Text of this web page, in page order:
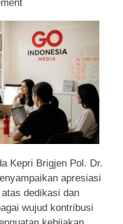
Kepri Brigjen Pol. Dr.
apresiasi
dedikasi dan
wujud kontribusi